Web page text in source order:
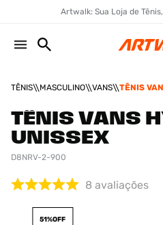
Artwalk: Sua Loja de
TÊNIS MASCULINO VANS TÊNIS
TÊNIS VANS
UNISSEX
D8NRV-2-900
8 avaliações
51%OFF